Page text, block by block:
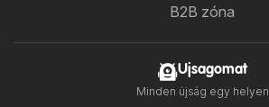
B2B zóna
Ujsagomat
Minden újság egy helyen